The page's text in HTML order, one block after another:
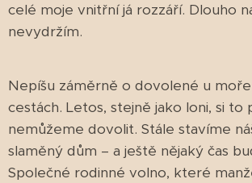
celé moje vnitřní já rozzáří. Dlouho
nevydržím.
Nepíšu záměrně o dovolené u
cestách. Letos, stejně jako loni, si to
nemůžeme dovolit. Stále stavíme
slaměný dům – a ještě nějaký čas
Společné rodinné volno, které